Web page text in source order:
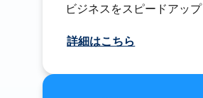
ビジネスをスピードアップ
詳細はこちら